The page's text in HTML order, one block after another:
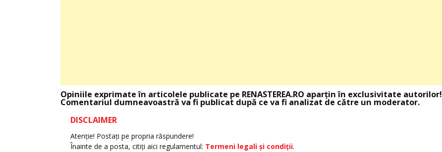
Opiniile exprimate în articolele publicate pe RENASTEREA.RO aparţin în exclusivitate autorilor!
Comentariul dumneavoastră va fi publicat după ce va fi analizat de către un moderator.
DISCLAIMER
Atenţie! Postaţi pe propria răspundere!
Înainte de a posta, citiţi aici regulamentul: Termeni legali şi condiţii.